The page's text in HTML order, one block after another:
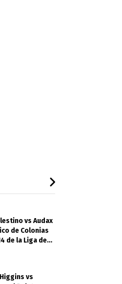
vs Audax
de Colonias
de la Liga de
vs